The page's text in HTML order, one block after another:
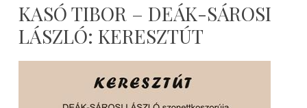
KASÓ TIBOR – DEÁK-SÁROSI
LÁSZLÓ: KERESZTÚT